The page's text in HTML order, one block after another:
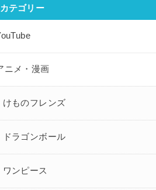
カテゴリー
ニメ・漫画
けものフレンズ
ドラゴンボール
ワンピース